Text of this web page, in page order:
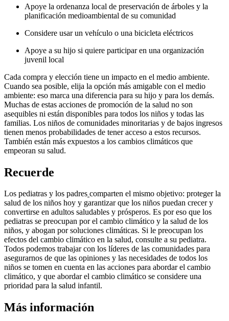
Apoye la ordenanza local de preservación de árboles y la
planificación medioambiental de su comunidad
Considere usar un vehículo o una bicicleta eléctricos
Apoye a su hijo si quiere participar en una organización
juvenil local
Cada compra y elección tiene un impacto en el medio ambiente.
Cuando sea posible, elija la opción más amigable con el medio
ambiente: eso marca una diferencia para su hijo y para los demás.
Muchas de estas acciones de promoción de la salud no son
asequibles ni están disponibles para todos los niños y todas las
familias. Los niños de comunidades minoritarias y de bajos ingresos
tienen menos probabilidades de tener acceso a estos recursos.
También están más expuestos a los cambios climáticos que
empeoran su salud.
Recuerde
Los pediatras y los padres comparten el mismo objetivo: proteger la
salud de los niños hoy y garantizar que los niños puedan crecer y
convertirse en adultos saludables y prósperos. Es por eso que los
pediatras se preocupan por el cambio climático y la salud de los
niños, y abogan por soluciones climáticas. Si le preocupan los
efectos del cambio climático en la salud, consulte a su pediatra.
Todos podemos trabajar con los líderes de las comunidades para
asegurarnos de que las opiniones y las necesidades de todos los
niños se tomen en cuenta en las acciones para abordar el cambio
climático, y que abordar el cambio climático se considere una
prioridad para la salud infantil.
Más información